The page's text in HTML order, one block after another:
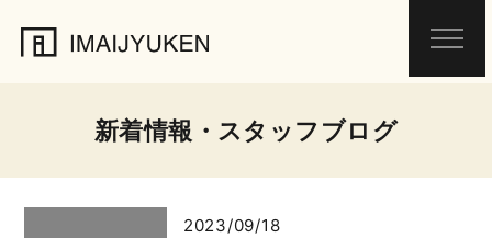
新着情報・スタッフブログ
2023/09/18